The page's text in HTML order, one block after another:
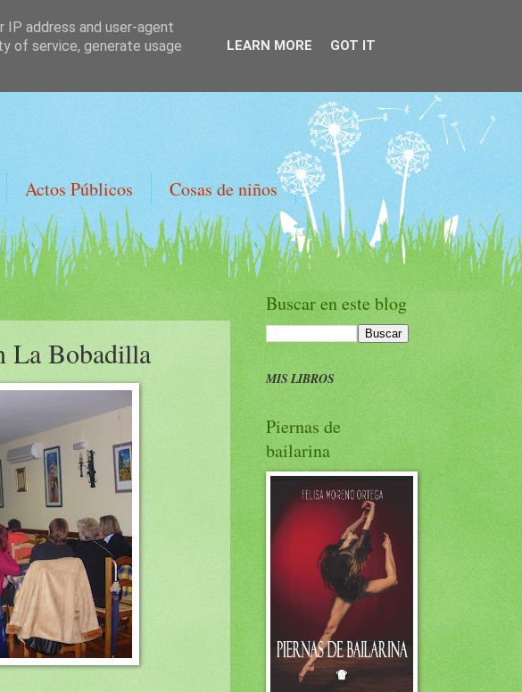
Actos Públicos Cosas de niños
La Bobadilla
Buscar en este blog
MIS LIBROS
Piernas de
bailarina
address and user-agent
of service, generate usage
LEARN MORE GOT IT